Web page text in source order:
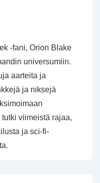
-fani, Orion Blake
universumiin.
aarteita ja
ja niksejä
viimeistä rajaa,
ja sci-fi-